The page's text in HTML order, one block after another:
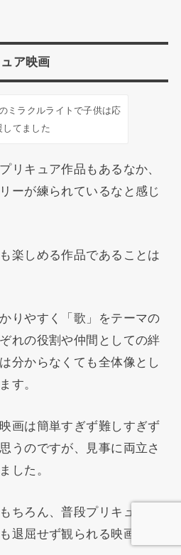
ア映画
ミラクルライトで子供は応
してました
リキュア作品もあるなか、
ーが練られているなと感じ
楽しめる作品であることは
りやすく「歌」をテーマの
れの役割や仲間としての絆
分からなくても全体像とし
す。
画は簡単すぎず難しすぎず
うのですが、見事に両立さ
した。
ちろん、普段プリキュアを
退屈せず観られる映画でし